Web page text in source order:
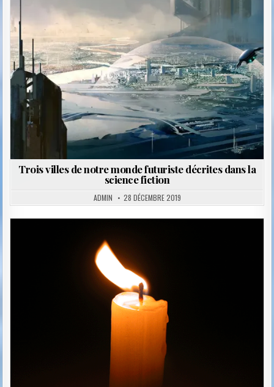
Trois villes de notre monde futuriste décrites dans la
science fiction
ADMIN 28 DÉCEMBRE 2019
Posted